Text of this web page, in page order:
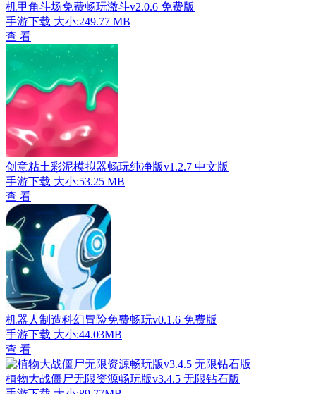
机甲角斗场免费畅玩激斗v2.0.6 免费版
手游下载 大小:249.77 MB
查 看
创意粘土彩泥模拟器畅玩纯净版v1.2.7 中文版
手游下载 大小:53.25 MB
查 看
机器人制造科幻冒险免费畅玩v0.1.6 免费版
手游下载 大小:44.03MB
查 看
植物大战僵尸无限资源畅玩版v3.4.5 无限钻石版